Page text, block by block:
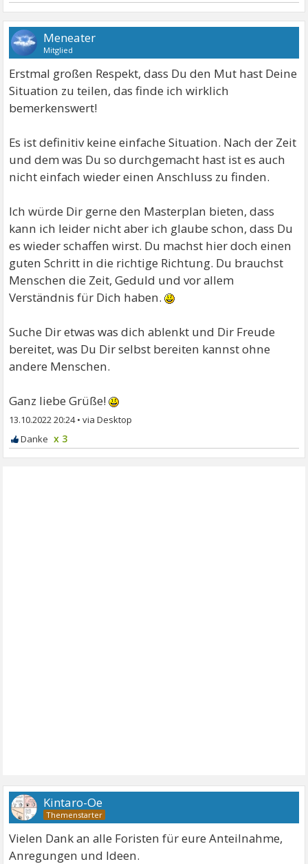
Meneater
Mitglied
Erstmal großen Respekt, dass Du den Mut hast Deine
Situation zu teilen, das finde ich wirklich
bemerkenswert!
Es ist definitiv keine einfache Situation. Nach der Zeit
und dem was Du so durchgemacht hast ist es auch
nicht einfach wieder einen Anschluss zu finden.
Ich würde Dir gerne den Masterplan bieten, dass
kann ich leider nicht aber ich glaube schon, dass Du
es wieder schaffen wirst. Du machst hier doch einen
guten Schritt in die richtige Richtung. Du brauchst
Menschen die Zeit, Geduld und vor allem
Verständnis für Dich haben.
Suche Dir etwas was dich ablenkt und Dir Freude
bereitet, was Du Dir selbst bereiten kannst ohne
andere Menschen.
Ganz liebe Grüße!
13.10.2022 20:24•
x 3
Kintaro-Oe
Vielen Dank an alle Foristen für eure Anteilnahme,
Anregungen und Ideen.